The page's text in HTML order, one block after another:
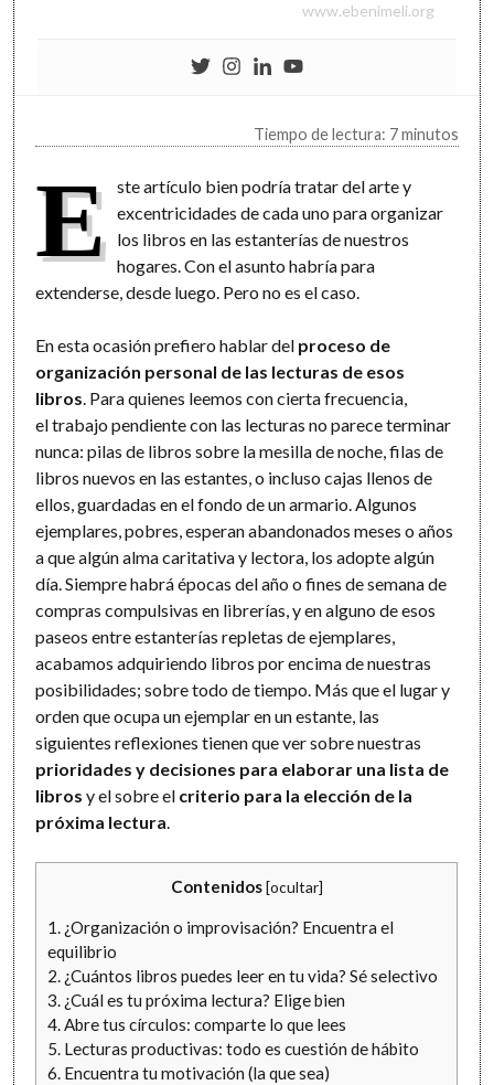
www.ebenimeli.org
Tiempo de lectura: 7 minutos
E ste artículo bien podría tratar del arte y
excentricidades de cada uno para organizar
los libros en las estanterías de nuestros
hogares. Con el asunto habría para
extenderse, desde luego. Pero no es el caso.
En esta ocasión prefiero hablar del proceso de
organización personal de las lecturas de esos
libros. Para quienes leemos con cierta frecuencia,
el trabajo pendiente con las lecturas no parece terminar
nunca: pilas de libros sobre la mesilla de noche, filas de
libros nuevos en las estantes, o incluso cajas llenos de
ellos, guardadas en el fondo de un armario. Algunos
ejemplares, pobres, esperan abandonados meses o años
a que algún alma caritativa y lectora, los adopte algún
día. Siempre habrá épocas del año o fines de semana de
compras compulsivas en librerías, y en alguno de esos
paseos entre estanterías repletas de ejemplares,
acabamos adquiriendo libros por encima de nuestras
posibilidades; sobre todo de tiempo. Más que el lugar y
orden que ocupa un ejemplar en un estante, las
siguientes reflexiones tienen que ver sobre nuestras
prioridades y decisiones para elaborar una lista de
libros y el sobre el criterio para la elección de la
próxima lectura.
Contenidos [ocultar]
1. ¿Organización o improvisación? Encuentra el
equilibrio
2. ¿Cuántos libros puedes leer en tu vida? Sé selectivo
3. ¿Cuál es tu próxima lectura? Elige bien
4. Abre tus círculos: comparte lo que lees
5. Lecturas productivas: todo es cuestión de hábito
6. Encuentra tu motivación (la que sea)